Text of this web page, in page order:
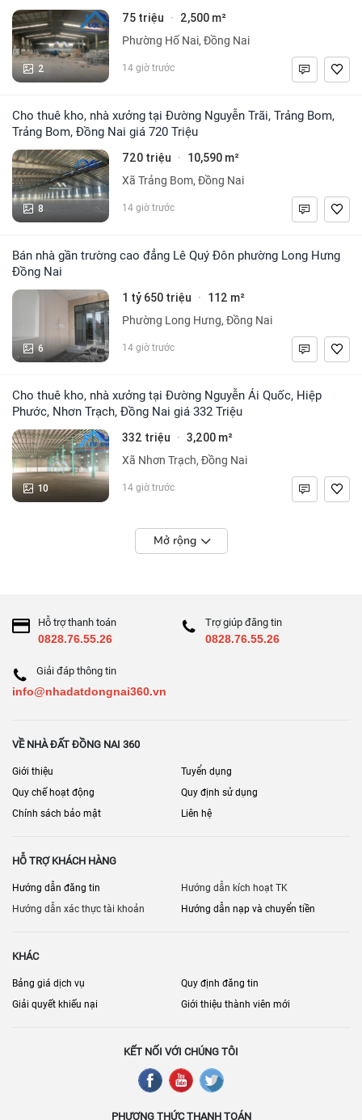
2
75 triệu · 2,500 m²
Phường Hố Nai, Đồng Nai
14 giờ trước
Cho thuê kho, nhà xưởng tại Đường Nguyễn Trãi, Trảng Bom,
Trảng Bom, Đồng Nai giá 720 Triệu
8
720 triệu · 10,590 m²
Xã Trảng Bom, Đồng Nai
14 giờ trước
Bán nhà gần trường cao đẳng Lê Quý Đôn phường Long Hưng
Đồng Nai
6
1 tỷ 650 triệu · 112 m²
Phường Long Hưng, Đồng Nai
14 giờ trước
Cho thuê kho, nhà xưởng tại Đường Nguyễn Ái Quốc, Hiệp
Phước, Nhơn Trạch, Đồng Nai giá 332 Triệu
10
332 triệu · 3,200 m²
Xã Nhơn Trạch, Đồng Nai
14 giờ trước
Mở rộng
Hỗ trợ thanh toán
0828.76.55.26
Trợ giúp đăng tin
0828.76.55.26
Giải đáp thông tin
info@nhadatdongnai360.vn
VỀ NHÀ ĐẤT ĐỒNG NAI 360
Giới thiệu
Tuyển dụng
Quy chế hoạt động
Quy định sử dụng
Chính sách bảo mật
Liên hệ
HỖ TRỢ KHÁCH HÀNG
Hướng dẫn đăng tin
Hướng dẫn kích hoạt TK
Hướng dẫn xác thực tài khoản
Hướng dẫn nạp và chuyển tiền
KHÁC
Bảng giá dịch vụ
Quy định đăng tin
Giải quyết khiếu nại
Giới thiệu thành viên mới
KẾT NỐI VỚI CHÚNG TÔI
PHƯƠNG THỨC THANH TOÁN